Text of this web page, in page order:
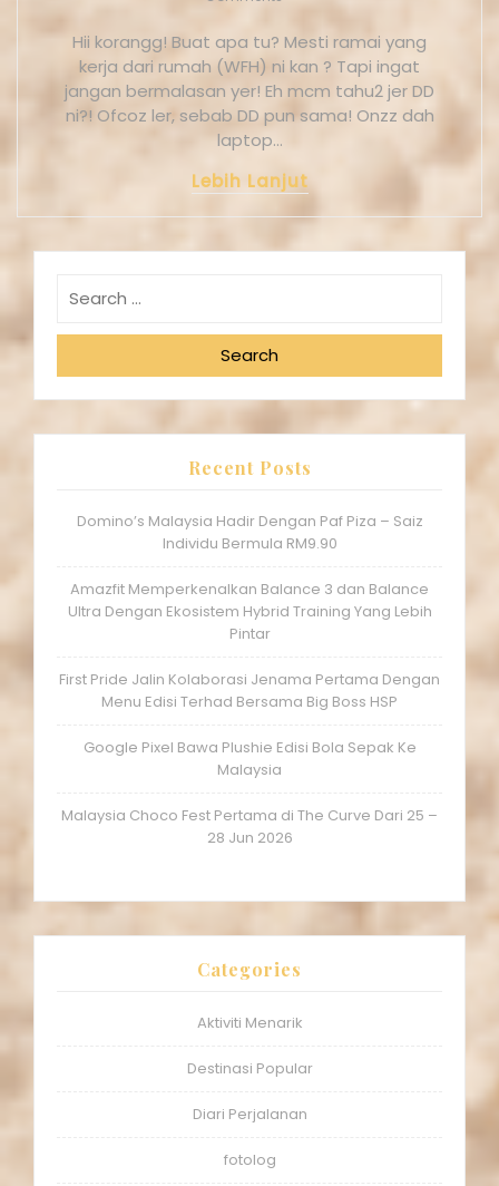
Hii korangg! Buat apa tu? Mesti ramai yang
kerja dari rumah (WFH) ni kan ? Tapi ingat
jangan bermalasan yer! Eh mcm tahu2 jer DD
ni?! Ofcoz ler, sebab DD pun sama! Onzz dah
laptop…
Lebih Lanjut
Search
Recent Posts
Domino’s Malaysia Hadir Dengan Paf Piza – Saiz
Individu Bermula RM9.90
Amazfit Memperkenalkan Balance 3 dan Balance
Ultra Dengan Ekosistem Hybrid Training Yang Lebih
Pintar
First Pride Jalin Kolaborasi Jenama Pertama Dengan
Menu Edisi Terhad Bersama Big Boss HSP
Google Pixel Bawa Plushie Edisi Bola Sepak Ke
Malaysia
Malaysia Choco Fest Pertama di The Curve Dari 25 –
28 Jun 2026
Categories
Aktiviti Menarik
Destinasi Popular
Diari Perjalanan
fotolog